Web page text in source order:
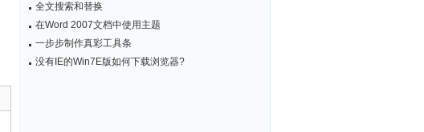
全文搜索和替换
在Word 2007文档中使用主题
一步步制作真彩工具条
没有IE的Win7E版如何下载浏览器?